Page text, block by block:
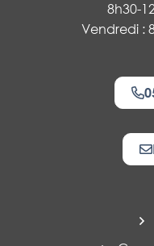
8h30-
Vendredi :